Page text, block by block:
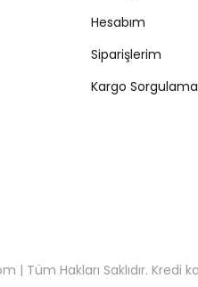
Hesabım
Siparişlerim
Kargo Sorgulama
Tüm Hakları Saklıdır. Kredi